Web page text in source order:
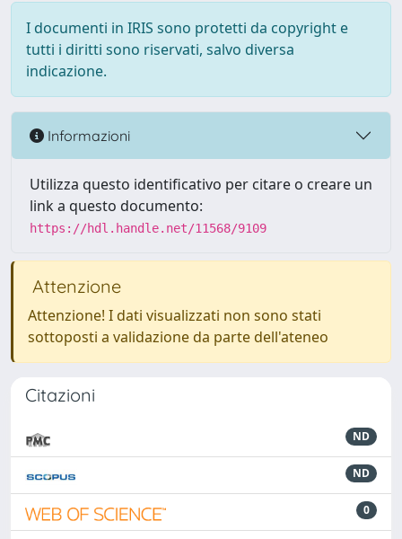
I documenti in IRIS sono protetti da copyright e
tutti i diritti sono riservati, salvo diversa
indicazione.
Informazioni
Utilizza questo identificativo per citare o creare un
link a questo documento:
https://hdl.handle.net/11568/9109
Attenzione
Attenzione! I dati visualizzati non sono stati
sottoposti a validazione da parte dell'ateneo
Citazioni
ND
ND
0